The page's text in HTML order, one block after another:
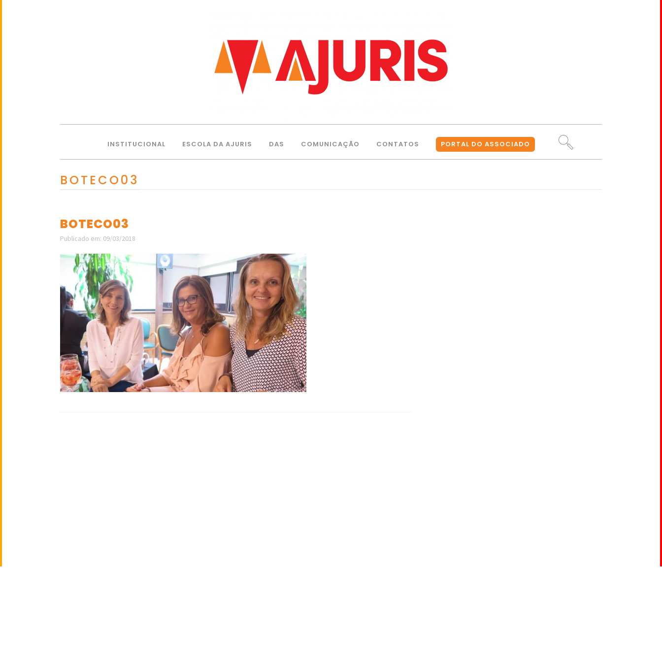
INSTITUCIONAL ESCOLA DA AJURIS DAS COMUNICAÇÃO CONTATOS PORTAL DO ASSOCIADO
BOTECO03
BOTECO03
Publicado em: 09/03/2018